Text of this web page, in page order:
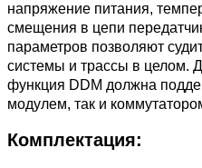
напряжение питания,
смещения в цепи
параметров позволяют
системы и трассы в целом.
функция DDM должна
модулем, так и
Комплектация: